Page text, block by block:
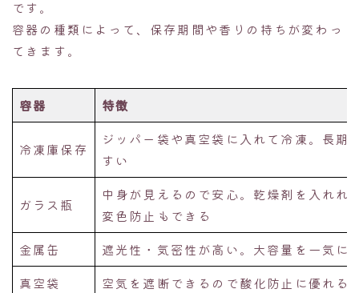
です。
容器の種類によって、保存期間や香りの持ちが変わっ
てきます。
容器 特徴
冷凍庫保存
ジッパー袋や真空袋に入れて冷凍。長期
すい
ガラス瓶
中身が見えるので安心。乾燥剤を入れ
変色防止もできる
金属缶
遮光性・気密性が高い。大容量を一気に
真空袋
空気を遮断できるので酸化防止に優れる